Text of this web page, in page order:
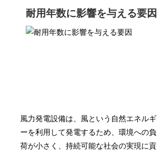
耐用年数に影響を与える要因
風力発電設備は、風という自然エネルギ
ーを利用して発電するため、環境への負
荷が小さく、持続可能な社会の実現に貢